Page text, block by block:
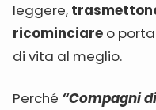
leggere,
ricominciare o
di vita al meglio.
Perché “Compagni